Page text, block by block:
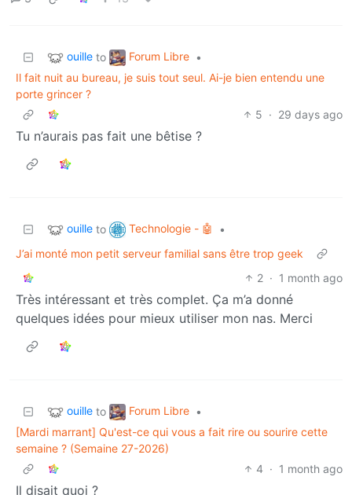
ouille to Forum Libre •
Il fait nuit au bureau, je suis tout seul. Ai-je bien entendu une
porte grincer ?
5 · 29 days ago
Tu n’aurais pas fait une bêtise ?
ouille to Technologie - 🤖
•
J’ai monté mon petit serveur familial sans être trop geek
2 · 1 month ago
Très intéressant et très complet. Ça m’a donné
quelques idées pour mieux utiliser mon nas. Merci
ouille to Forum Libre •
[Mardi marrant] Qu'est-ce qui vous a fait rire ou sourire cette
semaine ? (Semaine 27-2026)
4 · 1 month ago
Il disait quoi ?